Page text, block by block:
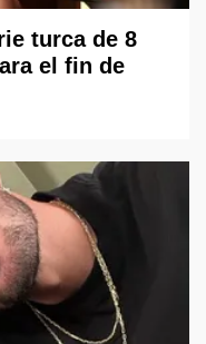
turca de 8
el fin de